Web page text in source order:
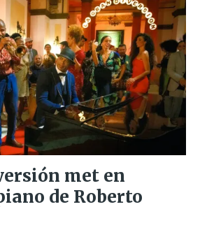
met en
de Roberto